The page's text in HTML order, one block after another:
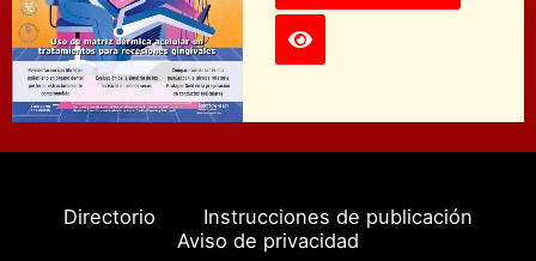
Directorio
Instrucciones de publicación
Aviso de privacidad